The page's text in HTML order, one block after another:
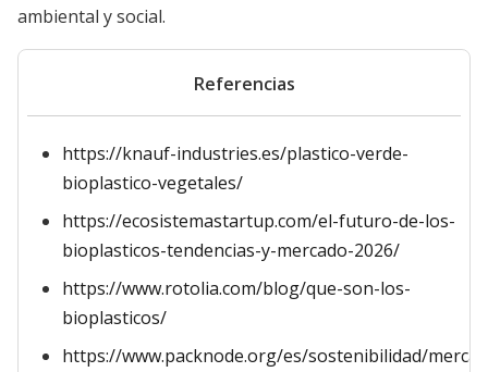
ambiental y social.
Referencias
https://knauf-industries.es/plastico-verde-
bioplastico-vegetales/
https://ecosistemastartup.com/el-futuro-de-los-
bioplasticos-tendencias-y-mercado-2026/
https://www.rotolia.com/blog/que-son-los-
bioplasticos/
https://www.packnode.org/es/sostenibilidad/